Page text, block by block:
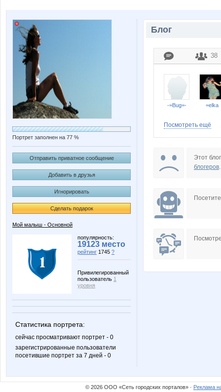
Портрет заполнен на 77 %
Отправить приватное сообщение
Добавить в друзья
Игнорировать
Сделать подарок
Мой малыш - Основной
популярность:
19123 место
рейтинг 1745 ?
Привилегированный
пользователь 1
уровня
Статистика портрета:
сейчас просматривают портрет - 0
зарегистрированные пользователи
посетившие портрет за 7 дней - 0
Блог
38
-=Bug=- =elka
Rabbit-NN
TriK
Посмотреть ещё
Этот
блогеров.
© 2026 ООО «Сеть городских порталов» · Реклама